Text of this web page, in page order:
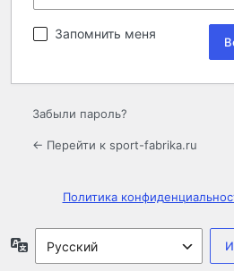
Запомнить меня
Забыли пароль?
← Перейти к sport-fabrika.ru
Политика
Язык